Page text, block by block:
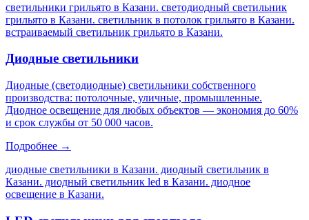
светильники грильято в Казани. светодиодный светильник
грильято в Казани. светильник в потолок грильято в Казани.
встраиваемый светильник грильято в Казани.
Диодные светильники
Диодные (светодиодные) светильники собственного
производства: потолочные, уличные, промышленные.
Диодное освещение для любых объектов — экономия до 60%
и срок службы от 50 000 часов.
Подробнее →
диодные светильники в Казани. диодный светильник в
Казани. диодный светильник led в Казани. диодное
освещение в Казани.